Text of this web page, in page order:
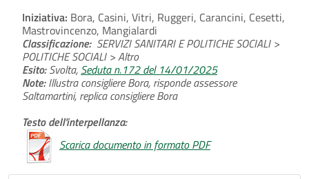
Iniziativa: Bora, Casini, Vitri, Ruggeri, Carancini, Cesetti,
Mastrovincenzo, Mangialardi
Classificazione: SERVIZI SANITARI E POLITICHE SOCIALI >
POLITICHE SOCIALI > Altro
Esito:Svolta, Seduta n.172 del 14/01/2025
Note:Illustra consigliere Bora, risponde assessore
Saltamartini, replica consigliere Bora
Testo dell'interpellanza:
Scarica documento in formato PDF